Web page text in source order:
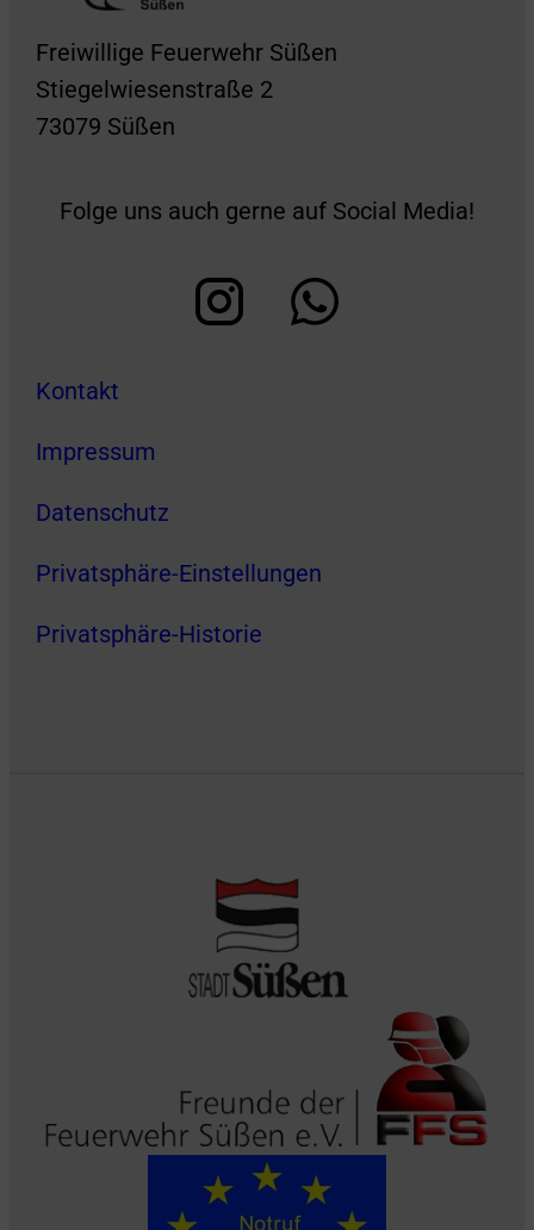
Freiwillige Feuerwehr Süßen
Stiegelwiesenstraße 2
73079 Süßen
Folge uns auch gerne auf Social Media!
Kontakt
Impressum
Datenschutz
Privatsphäre-Einstellungen
Privatsphäre-Historie